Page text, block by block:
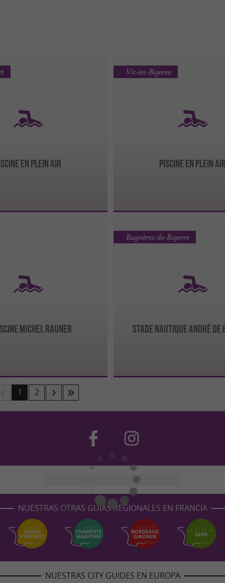
EN PLEIN AIR PISCINE EN PLEIN AIR
Vic-en-Bigorre
MICHEL RAUNER STADE NAUTIQUE ANDRÉ DE
Bagnères-de-Bigorre
1 2
NUESTRAS OTRAS GUÍAS REGIONALES EN FRANCIA
NUESTRAS CITY GUIDES EN EUROPA